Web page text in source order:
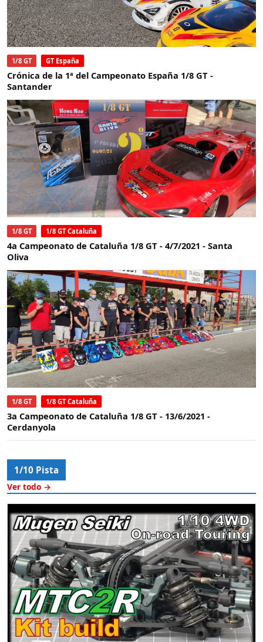
1/8 GT GT España
Crónica de la 1ª del Campeonato España 1/8 GT -
Santander
1/8 GT 1/8 GT Cataluña
4a Campeonato de Cataluña 1/8 GT - 4/7/2021 - Santa
Oliva
1/8 GT 1/8 GT Cataluña
3a Campeonato de Cataluña 1/8 GT - 13/6/2021 -
Cerdanyola
1/10 Pista
Ver todo →